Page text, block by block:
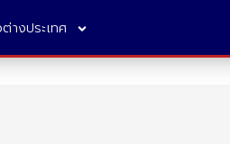
ต่างประเทศ